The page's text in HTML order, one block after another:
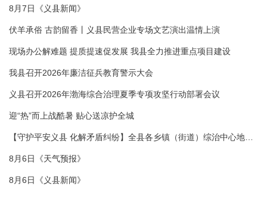
8月7日《义县新闻》
伏羊承俗 古韵留香丨义县民营企业专场文艺演出温情上演
现场办公解难题 提质提速促发展 我县全力推进重点项目建设
我县召开2026年廉洁征兵教育警示大会
义县召开2026年渤海综合治理夏季专项攻坚行动部署会议
迎“热”而上战酷暑 贴心送凉护全城
【守护平安义县 化解矛盾纠纷】全县各乡镇（街道）综治中心地址
8月6日《天气预报》
8月6日《义县新闻》